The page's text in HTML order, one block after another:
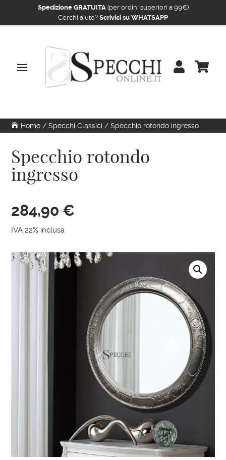
Spedizione GRATUITA(per ordini superiori a 99€)
Cerchi aiuto? Scrivici su WHATSAPP
 
Home /Specchi Classici / Specchio rotondo ingresso
Specchio rotondo
ingresso
284,90 €
IVA 22% inclusa